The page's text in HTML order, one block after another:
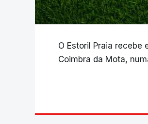
O Estoril Praia recebe
Coimbra da Mota,